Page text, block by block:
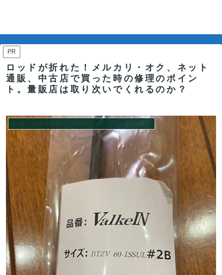
PR
ロッドが折れた！メルカリ・オク、ネット
通販、中古店で買った時の修理のポイン
ト。量販店は取り次いでくれるのか？